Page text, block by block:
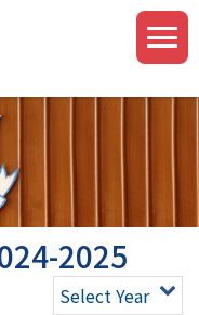
2025
Select Year